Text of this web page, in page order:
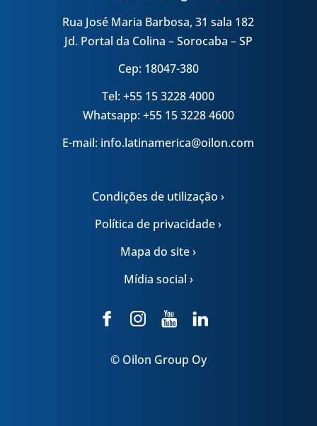
Rua José Maria Barbosa, 31 sala 182
Jd. Portal da Colina – Sorocaba – SP
Cep: 18047-380
Tel: +55 15 3228 4000
Whatsapp: +55 15 3228 4600
E-mail: info.latinamerica@oilon.com
Condições de utilização ›
Política de privacidade ›
Mapa do site ›
Mídia social ›
© Oilon Group Oy